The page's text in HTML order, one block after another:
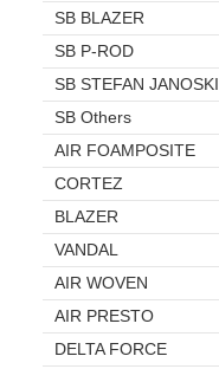
SB BLAZER
SB P-ROD
SB STEFAN JANOSKI
SB Others
AIR FOAMPOSITE
CORTEZ
BLAZER
VANDAL
AIR WOVEN
AIR PRESTO
DELTA FORCE